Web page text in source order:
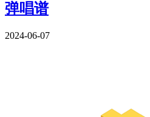
弹唱谱
2024-06-07